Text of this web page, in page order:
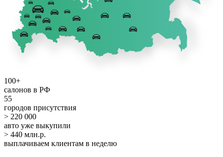
100+
салонов в РФ
55
городов присутствия
> 220 000
авто уже выкупили
> 440 млн.р.
выплачиваем клиентам в неделю